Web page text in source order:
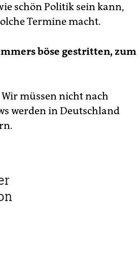
schön Politik sein kann,
Termine macht.
böse gestritten, zum
Wir müssen nicht nach
werden in Deutschland